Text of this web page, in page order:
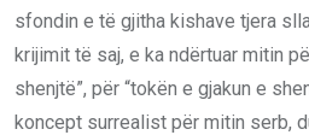
sfondin e të gjitha kishave tjera
krijimit të saj, e ka ndërtuar mitin
shenjtë”, për “tokën e gjakun e
koncept surrealist për mitin serb,